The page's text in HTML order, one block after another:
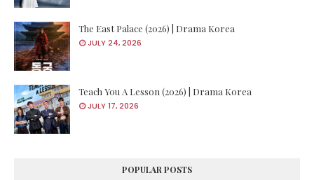
The East Palace (2026) | Drama Korea
JULY 24, 2026
Teach You A Lesson (2026) | Drama Korea
JULY 17, 2026
POPULAR POSTS